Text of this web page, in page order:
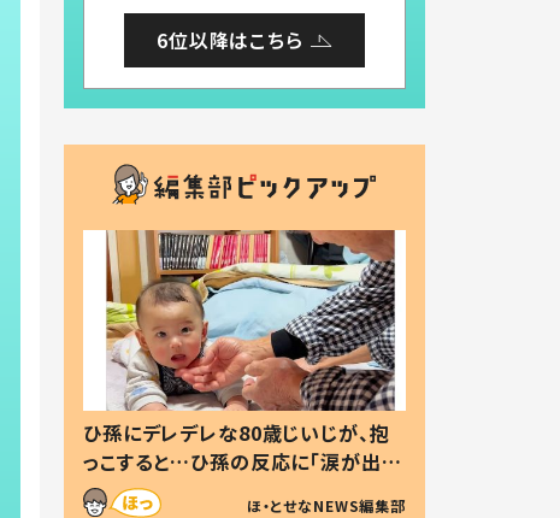
6位以降はこちら
ひ孫にデレデレな80歳じいじが、抱
っこすると…ひ孫の反応に「涙が出ま
した」「可愛くて仕方ない」
ほ・とせなNEWS編集部